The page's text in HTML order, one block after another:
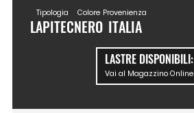
Tipologia
LAPITEC
Colore
NERO
Provenienza
ITALIA
LASTRE DISPONIBILI:
Vai al Magazzino Online